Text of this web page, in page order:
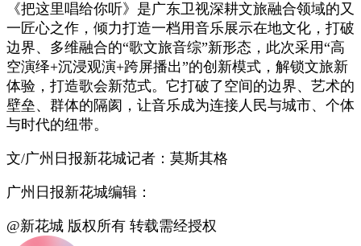
《把这里唱给你听》是广东卫视深耕文旅融合领域的又
一匠心之作，倾力打造一档用音乐展示在地文化，打破
边界、多维融合的“歌文旅音综”新形态，此次采用“高
空演绎+沉浸观演+跨屏播出”的创新模式，解锁文旅新
体验，打造歌会新范式。它打破了空间的边界、艺术的
壁垒、群体的隔阂，让音乐成为连接人民与城市、个体
与时代的纽带。
文/广州日报新花城记者：莫斯其格
广州日报新花城编辑：
@新花城 版权所有 转载需经授权